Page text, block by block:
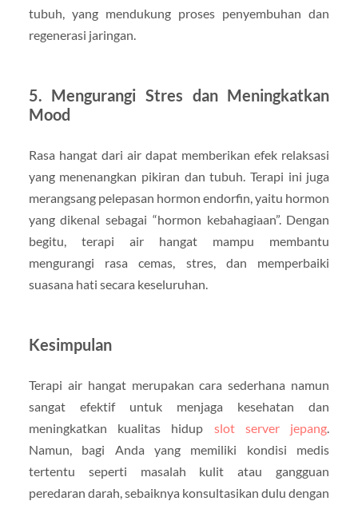
tubuh, yang mendukung proses penyembuhan dan
regenerasi jaringan.
5. Mengurangi Stres dan Meningkatkan
Mood
Rasa hangat dari air dapat memberikan efek relaksasi
yang menenangkan pikiran dan tubuh. Terapi ini juga
merangsang pelepasan hormon endorfin, yaitu hormon
yang dikenal sebagai “hormon kebahagiaan”. Dengan
begitu, terapi air hangat mampu membantu
mengurangi rasa cemas, stres, dan memperbaiki
suasana hati secara keseluruhan.
Kesimpulan
Terapi air hangat merupakan cara sederhana namun
sangat efektif untuk menjaga kesehatan dan
meningkatkan kualitas hidup slot server jepang
Namun, bagi Anda yang memiliki kondisi medis
tertentu seperti masalah kulit atau gangguan
peredaran darah, sebaiknya konsultasikan dulu dengan